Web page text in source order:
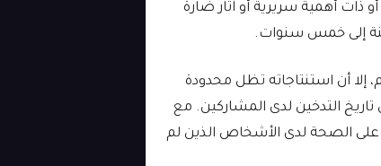
ذات أهمية سريرية أو آثار ضارة
إلى خمس سنوات.
إلا أن استنتاجاته تظل محدودة
التدخين لدى المشاركين. مع
على الصحة لدى الأشخاص الذين لم